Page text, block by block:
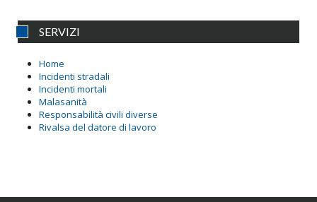
SERVIZI
Home
Incidenti stradali
Incidenti mortali
Malasanità
Responsabilità civili diverse
Rivalsa del datore di lavoro